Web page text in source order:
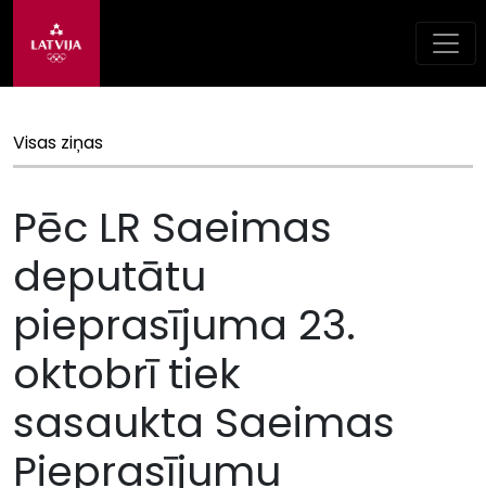
Visas ziņas
Pēc LR Saeimas
deputātu
pieprasījuma 23.
oktobrī tiek
sasaukta Saeimas
Pieprasījumu